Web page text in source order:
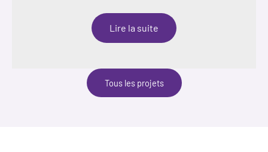
Lire la suite
Change
Nickerie!
Tous les projets